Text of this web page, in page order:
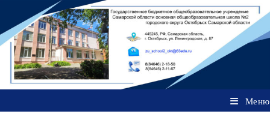
содержимому
Меню